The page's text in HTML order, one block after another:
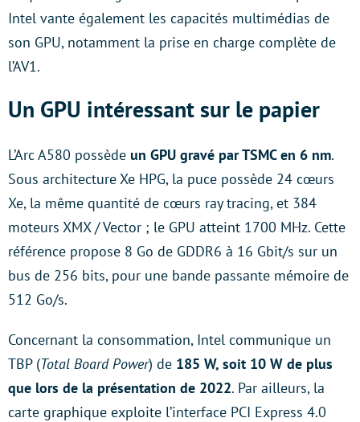
Intel vante également les capacités multimédias de
son GPU, notamment la prise en charge complète de
l’AV1.
Un GPU intéressant sur le papier
L’Arc A580 possède un GPU gravé par TSMC en 6 nm.
Sous architecture Xe HPG, la puce possède 24 cœurs
Xe, la même quantité de cœurs ray tracing, et 384
moteurs XMX / Vector ; le GPU atteint 1700 MHz. Cette
référence propose 8 Go de GDDR6 à 16 Gbit/s sur un
bus de 256 bits, pour une bande passante mémoire de
512 Go/s.
Concernant la consommation, Intel communique un
TBP (Total Board Power) de 185 W, soit 10 W de plus
que lors de la présentation de 2022. Par ailleurs, la
carte graphique exploite l’interface PCI Express 4.0